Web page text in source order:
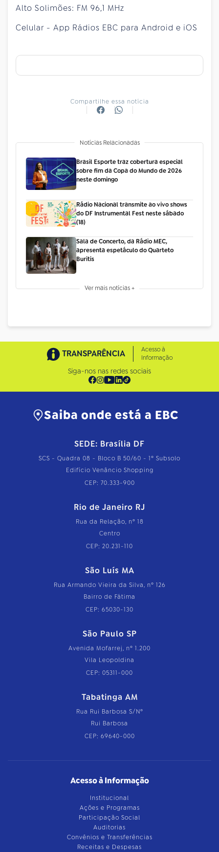
Alto Solimões: FM 96,1 MHz
Celular - App Rádios EBC para Android e iOS
Compartilhe essa notícia
Notícias Relacionadas
Brasil Esporte traz cobertura especial
sobre fim da Copa do Mundo de 2026
neste domingo
Rádio Nacional transmite ao vivo shows
do DF Instrumental Fest neste sábado
(18)
Sala de Concerto, da Rádio MEC,
apresenta espetáculo do Quarteto
Buritis
Ver mais notícias +
TRANSPARÊNCIA
Acesso à
Informação
Siga-nos nas redes sociais
Saiba onde está a EBC
SEDE: Brasília DF
SCS - Quadra 08 - Bloco B 50/60 - 1º Subsolo
Edifício Venâncio Shopping
CEP: 70.333-900
Rio de Janeiro RJ
Rua da Relação, nº 18
Centro
CEP: 20.231-110
São Luís MA
Rua Armando Vieira da Silva, nº 126
Bairro de Fátima
CEP: 65030-130
São Paulo SP
Avenida Mofarrej, nº 1.200
Vila Leopoldina
CEP: 05311-000
Tabatinga AM
Rua Rui Barbosa S/Nº
Rui Barbosa
CEP: 69640-000
Acesso à Informação
Institucional
Ações e Programas
Participação Social
Auditorias
Convênios e Transferências
Receitas e Despesas